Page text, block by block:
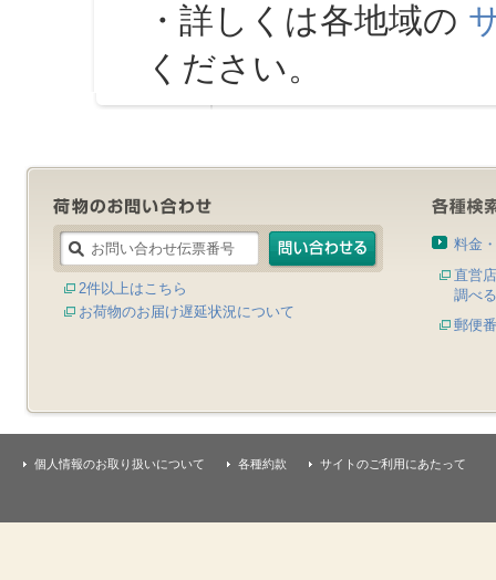
・詳しくは各地域の
ください。
2件以上はこちら
お荷物のお届け遅延状況について
料金
直営
調べる
郵便
個人情報のお取り扱いについて 各種約款 サイトのご利用にあたって